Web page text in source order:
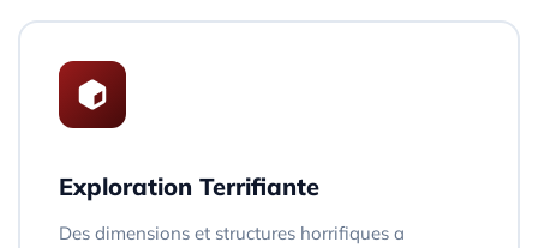
Exploration Terrifiante
Des dimensions et structures horrifiques a